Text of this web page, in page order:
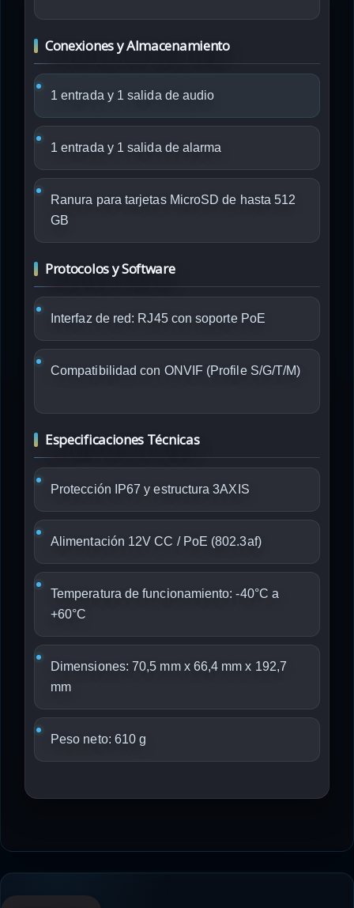
Conexiones y Almacenamiento
1 entrada y 1 salida de audio
1 entrada y 1 salida de alarma
Ranura para tarjetas MicroSD de hasta 512
GB
Protocolos y Software
Interfaz de red: RJ45 con soporte PoE
Compatibilidad con ONVIF (Profile S/G/T/M)
Especificaciones Técnicas
Protección IP67 y estructura 3AXIS
Alimentación 12V CC / PoE (802.3af)
Temperatura de funcionamiento: -40°C a
+60°C
Dimensiones: 70,5 mm x 66,4 mm x 192,7
mm
Peso neto: 610 g